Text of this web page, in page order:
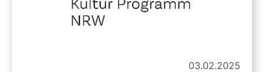
03.02.2025